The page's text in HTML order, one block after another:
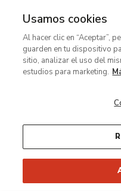
MENÚ
contenido
principal
Jan
Mabuse)
Maubeuge (?), hacia
IMPRIMIR FICHA
No tenemos muchos
Usamos cookies
Al hacer clic en “Aceptar”,
guarden en tu dispositivo
sitio, analizar el uso del
estudios para marketing.